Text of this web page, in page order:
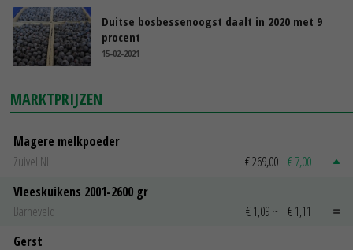
Duitse bosbessenoogst daalt in 2020 met 9
procent
15-02-2021
MARKTPRIJZEN
Magere melkpoeder
Zuivel NL
€ 269,00 € 7,00
Vleeskuikens 2001-2600 gr
Barneveld
€ 1,09 ~ € 1,11
Gerst